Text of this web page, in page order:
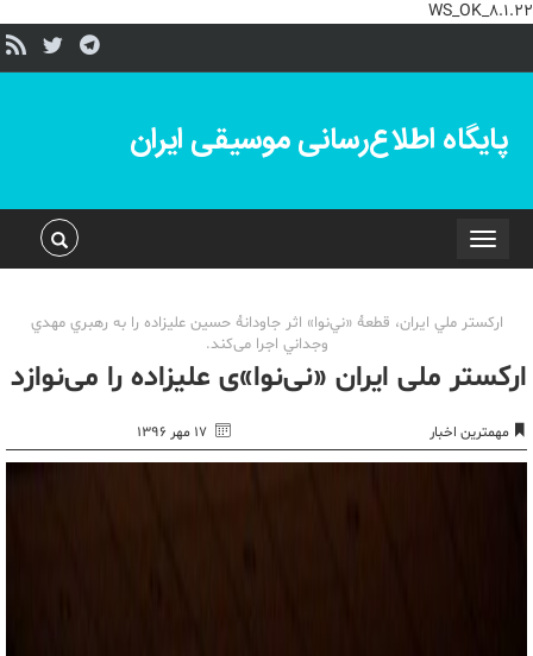
WS_OK_8.1.22
پایگاه اطلاع‌رسانی موسیقی ایران
Toggle
navigation
اركستر ملي ايران، قطعۀ «ني‌نوا» اثر جاودانۀ حسين عليزاده را به رهبري مهدي
وجداني اجرا می‌کند.
ارکستر ملی ایران «نی‌نوا»ی علیزاده را می‌نوازد
مهمترین اخبار ۱۷ مهر ۱۳۹۶